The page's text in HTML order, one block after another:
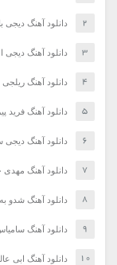
دانلود آهنگ دیجی باربد
دانلود آهنگ
دانلود آهنگ ریلجی به
دانلود آهنگ فرید
دانلود آهنگ دیجی
دانلود آهنگ مهدی
دانلود آهنگ شدو
دانلود آهنگ
دانلود آهنگ ابی